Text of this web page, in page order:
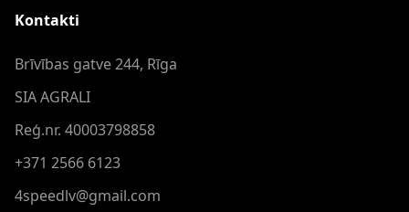
Kontakti
Brīvības gatve 244, Rīga
SIA AGRALI
Reģ.nr. 40003798858
+371 2566 6123
4speedlv@gmail.com